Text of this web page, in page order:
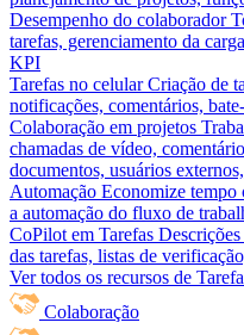
Desempenho do colaborador
tarefas, gerenciamento da
KPI
Tarefas no celular Criação de
notificações, comentários,
Colaboração em projetos
chamadas de vídeo,
documentos, usuários
Automação Economize tempo
a automação do fluxo de
CoPilot em Tarefas
das tarefas, listas de
Ver todos os recursos de
Colaboração